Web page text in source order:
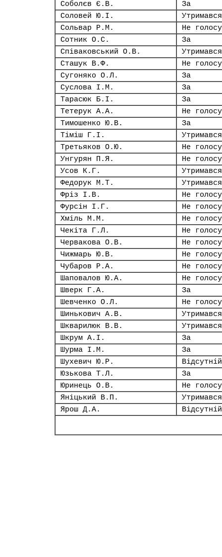
Соболєв Є.В.
За
Соловей Ю.І.
Утримався
Сольвар Р.М.
Не
Сотник О.С.
За
Співаковський О.В.
Утримався
Сташук В.Ф.
Не
Сугоняко О.Л.
За
Суслова І.М.
За
Тарасюк Б.І.
За
Тетерук А.А.
Не
Тимошенко Ю.В.
За
Тіміш Г.І.
Утримався
Третьяков О.Ю.
Не
Унгурян П.Я.
Не
Усов К.Г.
Утримався
Федорук М.Т.
Утримався
Фріз І.В.
Не
Фурсін І.Г.
Не
Хміль М.М.
Не
Чекіта Г.Л.
Не
Червакова О.В.
Не
Чижмарь Ю.В.
Не
Чубаров Р.А.
Не
Шаповалов Ю.А.
Не
Шверк Г.А.
За
Шевченко О.Л.
Не
Шинькович А.В.
Утримався
Шкварилюк В.В.
Утримався
Шкрум А.І.
За
Шурма І.М.
За
Шухевич Ю.Р.
Відсутній
Юзькова Т.Л.
За
Юринець О.В.
Не
Яніцький В.П.
Утримався
Ярош Д.А.
Відсутній